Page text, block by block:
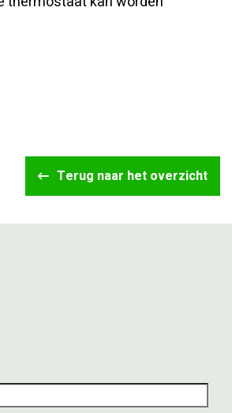
Terug naar het overzicht